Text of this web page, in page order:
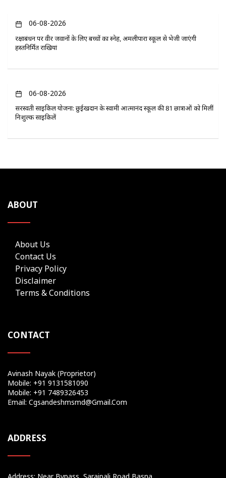
06-08-2026
रक्षाबंधन पर वीर जवानों के लिए बच्चों का स्नेह, अमलीपारा स्कूल से भेजी जाएंगी
हस्तनिर्मित राखियां
06-08-2026
सरस्वती साइकिल योजना: छुईखदान के स्वामी आत्मानंद स्कूल की 81 छात्राओं को मिलीं
निःशुल्क साइकिलें
ABOUT
About Us
Contact Us
Privacy Policy
Disclaimer
Terms & Conditions
CONTACT
Avinash Nayak (Proprietor)
Mobile: +91 9131581090
Mobile: +91 7489326453
Email: Cgsandeshmsmd@gmail.com
ADDRESS